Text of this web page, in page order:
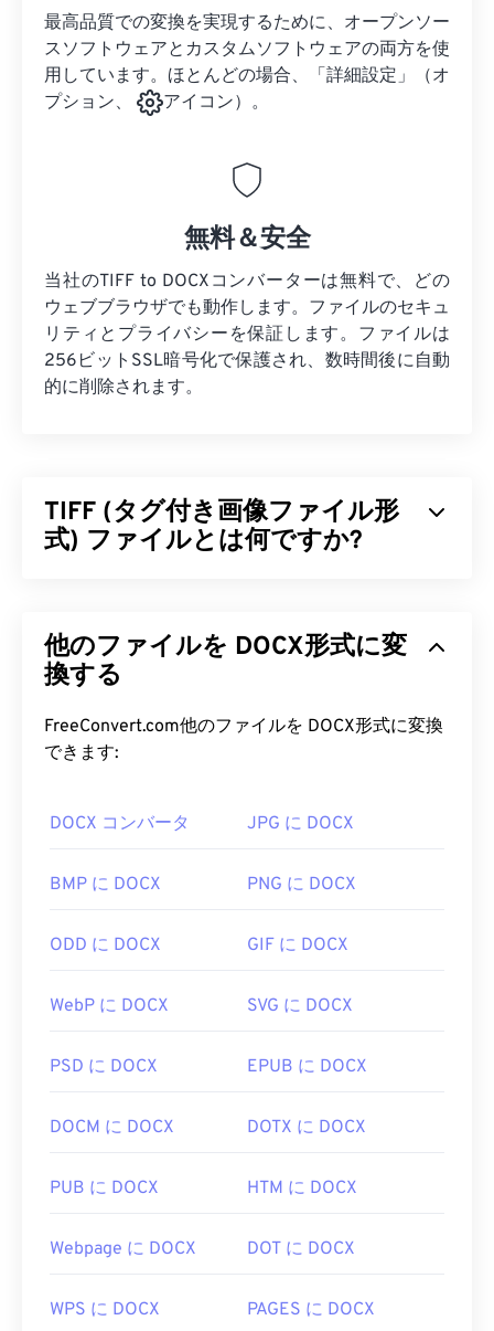
最高品質での変換を実現するために、オープンソー
スソフトウェアとカスタムソフトウェアの両方を使
用しています。ほとんどの場合、「詳細設定」（オ
プション、
アイコン）。
無料＆安全
当社のTIFF to DOCXコンバーターは無料で、どの
ウェブブラウザでも動作します。ファイルのセキュ
リティとプライバシーを保証します。ファイルは
256ビットSSL暗号化で保護され、数時間後に自動
的に削除されます。
TIFF (タグ付き画像ファイル形
式) ファイルとは何ですか?
ァイルが最も広く使用されているのは、デジタル広
告やデスクトップパブリッシングです。TIFFのビッ
圧縮された画像ファイル、レイヤー付き画像、ある
いはページとして
TIFF ファイルを開くにはどうすれ
Windowsの場合は
Photo Viewer
、macOSの場合は
Apple Preview
です。無料の独立したプログラムと
開くのに問題がある場合は、 TIFFからJPGへの
ColorStrokes 、GNU Image Manipulation Program (
)、Adobe ACDSee
りするのに役立ちます。
初回リリース:1986年
他のファイルを DOCX形式に変
換する
FreeConvert.com他のファイルを DOCX形式に変換
できます:
DOCX コンバータ JPG に DOCX
BMP に DOCX PNG に DOCX
ODD に DOCX GIF に DOCX
WebP に DOCX SVG に DOCX
PSD に DOCX EPUB に DOCX
DOCM に DOCX DOTX に DOCX
PUB に DOCX HTM に DOCX
Webpage に DOCX DOT に DOCX
WPS に DOCX PAGES に DOCX